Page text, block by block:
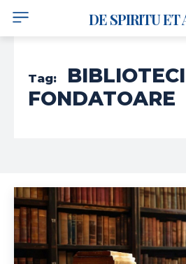
DE SPIRITU ET
Tag:
BIBLIOTECI
FONDATOARE